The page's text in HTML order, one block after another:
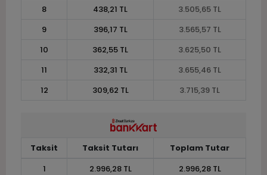
8
438,21 TL
3.505,65 TL
9
396,17 TL
3.565,57 TL
10
362,55 TL
3.625,50 TL
11
332,31 TL
3.655,46 TL
12
309,62 TL 3.715,39 TL
Taksit Taksit Tutarı
Toplam Tutar
1
2.996,28 TL
2.996,28 TL